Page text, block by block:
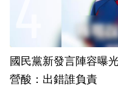
國民黨新發言陣容曝
營酸：出錯誰負責